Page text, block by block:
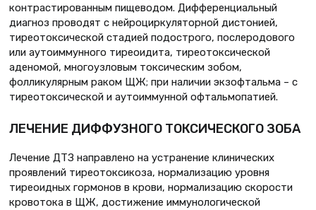
контрастированным пищеводом. Дифференциальный
диагноз проводят с нейроциркуляторной дистонией,
тиреотоксической стадией подострого, послеродового
или аутоиммунного тиреоидита, тиреотоксической
аденомой, многоузловым токсическим зобом,
фолликулярным раком ЩЖ; при наличии экзофтальма – с
тиреотоксической и аутоиммунной офтальмопатией.
ЛЕЧЕНИЕ ДИФФУЗНОГО ТОКСИЧЕСКОГО ЗОБА
Лечение ДТЗ направлено на устранение клинических
проявлений тиреотоксикоза, нормализацию уровня
тиреоидных гормонов в крови, нормализацию скорости
кровотока в ЩЖ, достижение иммунологической